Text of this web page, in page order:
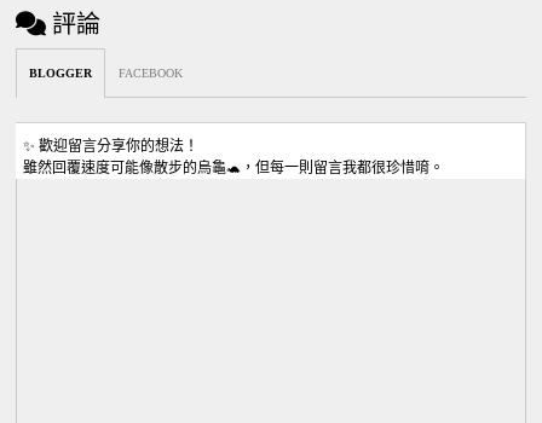
評論
BLOGGER FACEBOOK
✨ 歡迎留言分享你的想法！
雖然回覆速度可能像散步的烏龜🐢，但每一則留言我都很珍惜唷。